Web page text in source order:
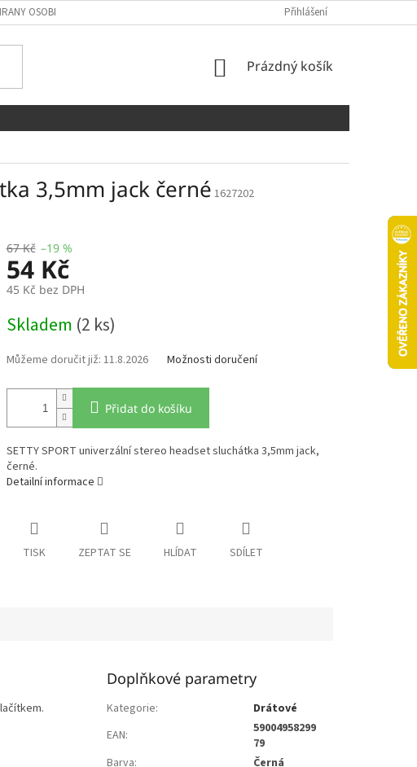
OSOBNÍCH ÚDAJŮ Přihlášení
NÁKUPNÍ
Prázdný košík
3,5mm jack černé 1627202
67 Kč –19 %
54 Kč
45 Kč bez DPH
cena:
Skladem (2 ks)
11.8.2026 Možnosti doručení
Přidat do košíku
SETTY SPORT univerzální stereo headset sluchátka 3,5mm jack,
černé.
Detailní informace
TISK ZEPTAT SE HLÍDAT SDÍLET
Doplňkové parametry
Kategorie:
Drátové
EAN:
59004958299
79
Barva:
Černá